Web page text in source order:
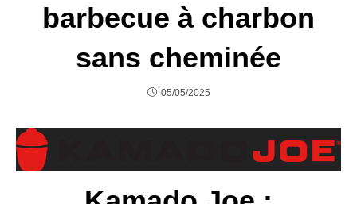
barbecue à charbon
sans cheminée
05/05/2025